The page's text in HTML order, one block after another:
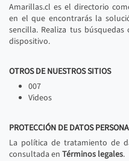
Amarillas.cl es el directorio
en el que encontrarás la
sencilla. Realiza tus
dispositivo.
OTROS DE NUESTROS SITIOS
007
Videos
PROTECCIÓN DE DATOS
La política de tratamiento de
consultada en Términos legales.